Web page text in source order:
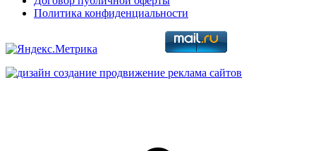
Политика конфиденциальности